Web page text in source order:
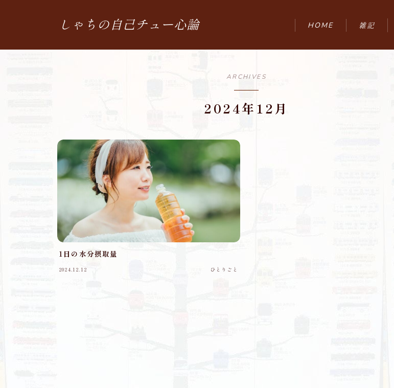
しゃちの自己チュー心論 HOME 雑記
ひとりごと
HOME
ARCHIVES
2024年12月
1日の水分摂取量
2024.12.12 ひとりごと